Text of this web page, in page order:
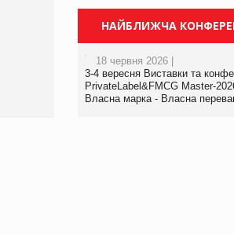
Брагина Людмила
Просування компанії на
www.trademaster.ua.
правила. Особливості.
НАЙБЛИЖЧА
18 червня 2026 |
3-4 вересня Виставки та
PrivateLabel&FMCG Master-
Власна марка - Власна